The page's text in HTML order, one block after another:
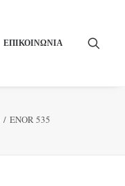
ΕΠΙΚΟΙΝΩΝΙΑ
ENOR 535